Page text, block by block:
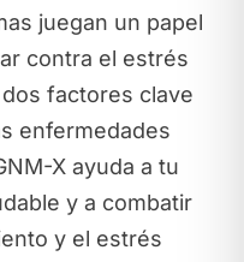
juegan un papel
contra el estrés
factores clave
enfermedades
X ayuda a tu
y a combatir
y el estrés